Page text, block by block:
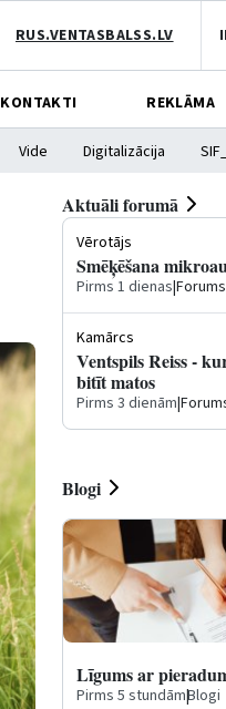
RUS.VENTASBALSS.LV
KONTAKTI REKLĀMA
Vide Digitalizācija
Aktuāli forumā
Vērotājs
Smēķēšana
Pirms 1 dienas|Forums
Kamārcs
Ventspils Reiss -
bitīt matos
Pirms 3 dienām|
Blogi
Līgums ar
Pirms 5 stundām|Blogi